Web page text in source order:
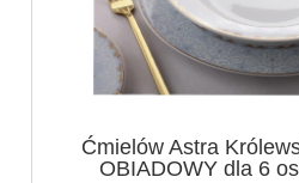
Ćmielów Astra
OBIADOWY dla 6